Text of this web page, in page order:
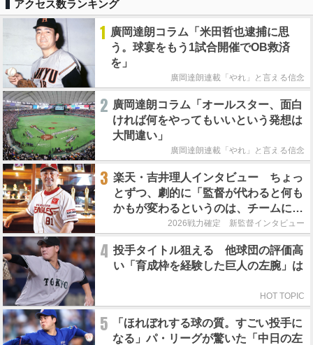
アクセス数ランキング
1 廣岡達朗コラム「米田哲也逮捕に思
う。球宴をもう1試合開催でOB救済
を」
廣岡達朗連載「やれ」と言える信念
2 廣岡達朗コラム「オールスター、面白
ければ何をやってもいいという発想は
大間違い」
廣岡達朗連載「やれ」と言える信念
3 楽天・吉井理人インタビュー ちょっ
とずつ、劇的に「監督が代わると何も
かもが変わるというのは、チームにと
って良くないことなんです」
2026戦力確定 新監督インタビュー
4 投手タイトル狙える 他球団の評価高
い「育成枠を経験した巨人の左腕」は
HOT TOPIC
5
「ほれぼれする球の質。すごい投手に
なる」パ・リーグが驚いた「中日の左